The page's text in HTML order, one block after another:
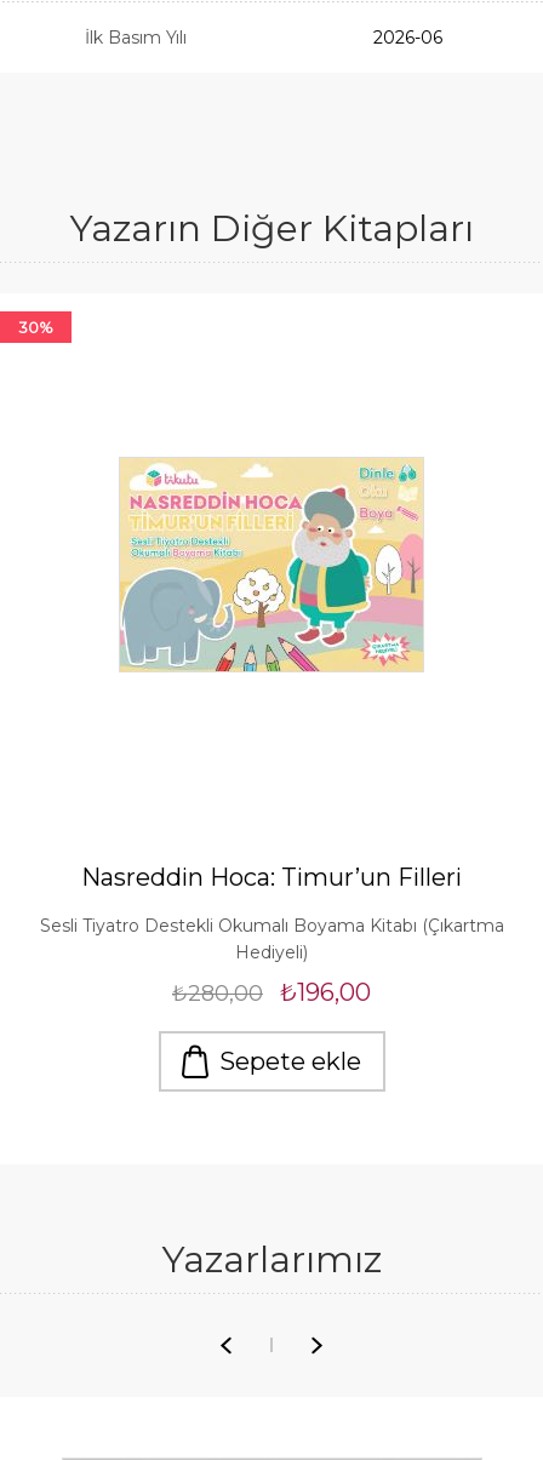
İlk Basım Yılı 2026-06
Yazarın Diğer Kitapları
30%
Nasreddin Hoca: Timur’un Filleri
Sesli Tiyatro Destekli Okumalı Boyama Kitabı (Çıkartma
Hediyeli)
₺280,00 ₺196,00
Sepete ekle
Yazarlarımız